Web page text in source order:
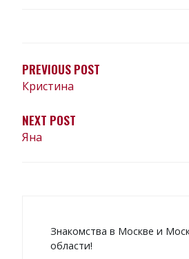
ЗАПИСЯМ
PREVIOUS POST
Кристина
NEXT POST
Яна
Знакомства в Москве и
области!